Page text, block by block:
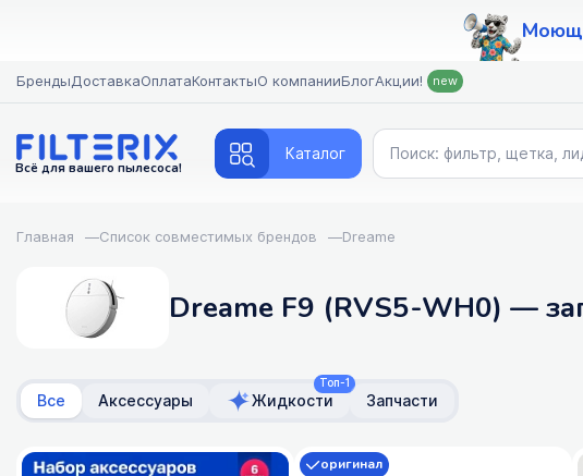
БрендыДоставкаОплатаКонтактыО компанииБлогАкции! new
Всё для вашего пылесоса!
Каталог
Главная —Список совместимых брендов —Dreame
Dreame F9 (RVS5-WH0) —
Все Аксессуары
Топ-1
Жидкости Запчасти
оригинал